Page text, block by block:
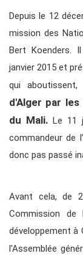
Depuis le 12
mission des
Bert Koenders.
janvier 2015 et
qui
d'Alger par
du Mali. Le 11
commandeur de
donc pas passé
Avant cela, de
Commission
développement à
l'Assemblée